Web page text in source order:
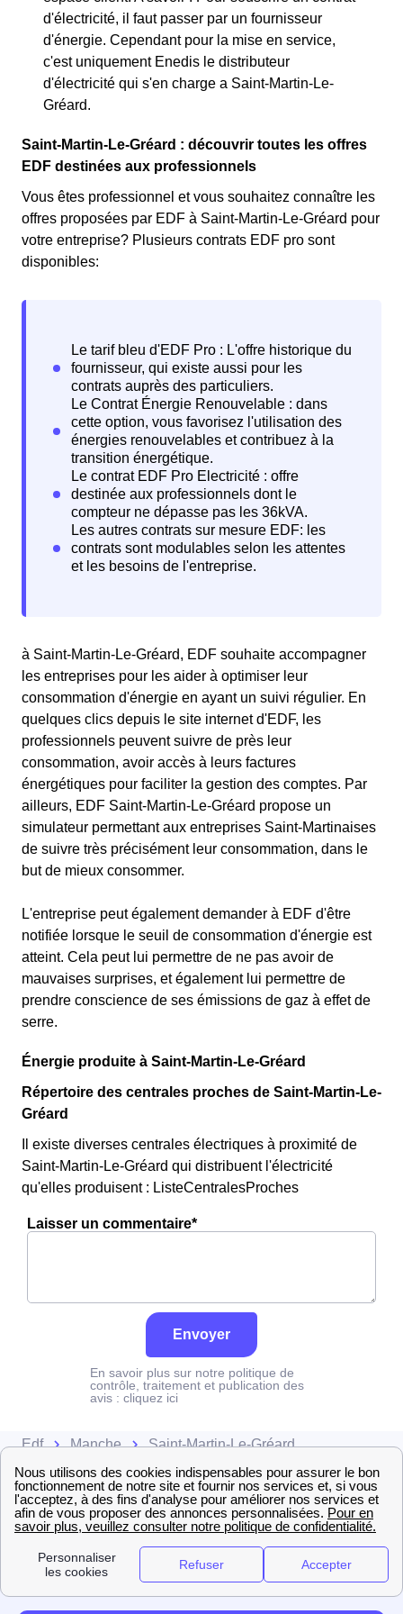
d'électricité, il faut passer par un fournisseur
d'énergie. Cependant pour la mise en service,
c'est uniquement Enedis le distributeur
d'électricité qui s'en charge a Saint-Martin-Le-
Gréard.
Saint-Martin-Le-Gréard : découvrir toutes les offres
EDF destinées aux professionnels
Vous êtes professionnel et vous souhaitez connaître les
offres proposées par EDF à Saint-Martin-Le-Gréard pour
votre entreprise? Plusieurs contrats EDF pro sont
disponibles:
à Saint-Martin-Le-Gréard, EDF souhaite accompagner
les entreprises pour les aider à optimiser leur
consommation d'énergie en ayant un suivi régulier. En
quelques clics depuis le site internet d'EDF, les
professionnels peuvent suivre de près leur
consommation, avoir accès à leurs factures
énergétiques pour faciliter la gestion des comptes. Par
ailleurs, EDF Saint-Martin-Le-Gréard propose un
simulateur permettant aux entreprises Saint-Martinaises
de suivre très précisément leur consommation, dans le
but de mieux consommer.
L'entreprise peut également demander à EDF d'être
notifiée lorsque le seuil de consommation d'énergie est
atteint. Cela peut lui permettre de ne pas avoir de
mauvaises surprises, et également lui permettre de
prendre conscience de ses émissions de gaz à effet de
serre.
Énergie produite à Saint-Martin-Le-Gréard
Répertoire des centrales proches de Saint-Martin-Le-
Gréard
Il existe diverses centrales électriques à proximité de
Saint-Martin-Le-Gréard qui distribuent l'électricité
qu'elles produisent : ListeCentralesProches
Laisser un commentaire*
Envoyer
En savoir plus sur notre politique de
contrôle, traitement et publication des
avis : cliquez ici
Edf Manche Saint-Martin-Le-Gréard